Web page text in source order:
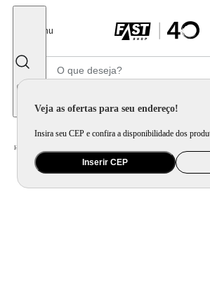
Menu
Veja as ofertas para seu endereço!
Insira seu CEP e confira a disponibilidade dos
Inserir CEP
Home